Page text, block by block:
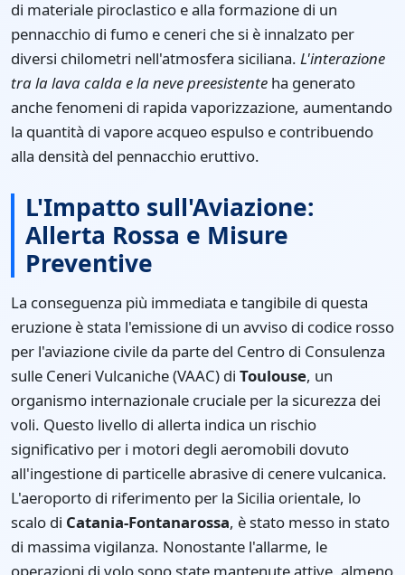
di materiale piroclastico e alla formazione di un
pennacchio di fumo e ceneri che si è innalzato per
diversi chilometri nell'atmosfera siciliana. L'interazione
tra la lava calda e la neve preesistente ha generato
anche fenomeni di rapida vaporizzazione, aumentando
la quantità di vapore acqueo espulso e contribuendo
alla densità del pennacchio eruttivo.
L'Impatto sull'Aviazione:
Allerta Rossa e Misure
Preventive
La conseguenza più immediata e tangibile di questa
eruzione è stata l'emissione di un avviso di codice rosso
per l'aviazione civile da parte del Centro di Consulenza
sulle Ceneri Vulcaniche (VAAC) di Toulouse, un
organismo internazionale cruciale per la sicurezza dei
voli. Questo livello di allerta indica un rischio
significativo per i motori degli aeromobili dovuto
all'ingestione di particelle abrasive di cenere vulcanica.
L'aeroporto di riferimento per la Sicilia orientale, lo
scalo di Catania-Fontanarossa, è stato messo in stato
di massima vigilanza. Nonostante l'allarme, le